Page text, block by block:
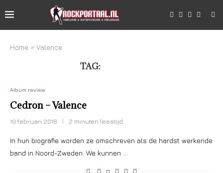
Home » Valence
TAG:
Album review
Cedron – Valence
10 februari 2016 2 minuten leestijd
In hun biografie worden ze omschreven als de hardst werkende
band in Noord-Zweden. We kunnen …